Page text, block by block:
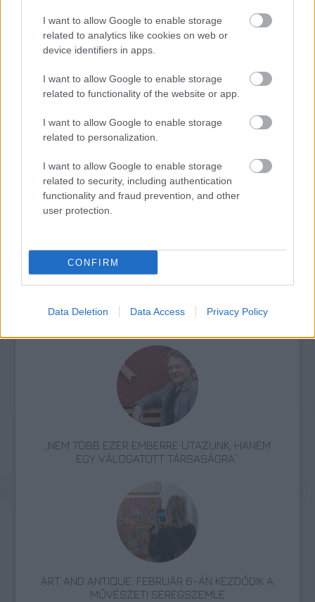
I want to allow Google to enable storage
related to analytics like cookies on web or
device identifiers in apps.
I want to allow Google to enable storage
related to functionality of the website or app.
I want to allow Google to enable storage
related to personalization.
I want to allow Google to enable storage
related to security, including authentication
functionality and fraud prevention, and other
user protection.
CONFIRM
Data Deletion Data Access Privacy Policy
festett) alkotásai, hanem az 1949 és 1959
között készült szürrealista és gesztus-
festményei is rekordnak számító
becsértékkel indultak az év végi párizsi
aukciós szezonban.
Forrás:MTI
Franciaország Aukció Festmény Képző
„NEM TÖBB EZER EMBERRE UTAZUNK, HANEM
EGY VÁLOGATOTT TÁRSASÁGRA”
ART AND ANTIQUE: FEBRUÁR 6-ÁN KEZDŐDIK A
MŰVÉSZETI SEREGSZEMLE